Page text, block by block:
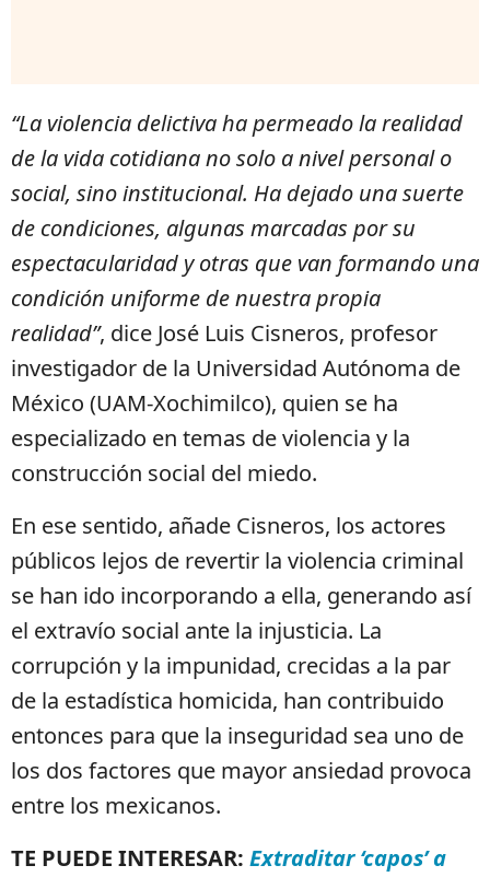
“La violencia delictiva ha permeado la realidad
de la vida cotidiana no solo a nivel personal o
social, sino institucional. Ha dejado una suerte
de condiciones, algunas marcadas por su
espectacularidad y otras que van formando una
condición uniforme de nuestra propia
realidad”, dice José Luis Cisneros, profesor
investigador de la Universidad Autónoma de
México (UAM-Xochimilco), quien se ha
especializado en temas de violencia y la
construcción social del miedo.
En ese sentido, añade Cisneros, los actores
públicos lejos de revertir la violencia criminal
se han ido incorporando a ella, generando así
el extravío social ante la injusticia. La
corrupción y la impunidad, crecidas a la par
de la estadística homicida, han contribuido
entonces para que la inseguridad sea uno de
los dos factores que mayor ansiedad provoca
entre los mexicanos.
TE PUEDE INTERESAR: Extraditar ‘capos’ a